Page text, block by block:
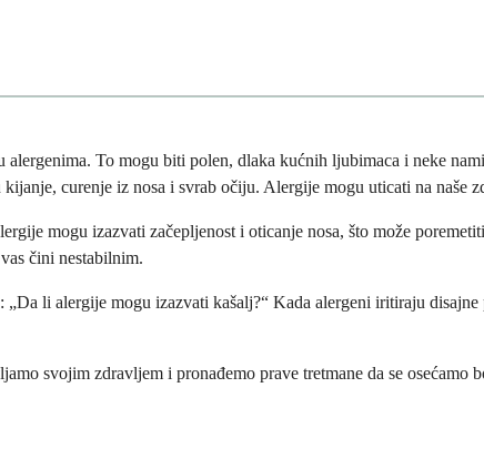
To mogu biti polen, dlaka kućnih ljubimaca i neke
curenje iz nosa i svrab očiju. Alergije mogu uticati na naše
mogu izazvati začepljenost i oticanje nosa, što može
čini nestabilnim.
li alergije mogu izazvati kašalj?“ Kada alergeni iritiraju
svojim zdravljem i pronađemo prave tretmane da se osećamo